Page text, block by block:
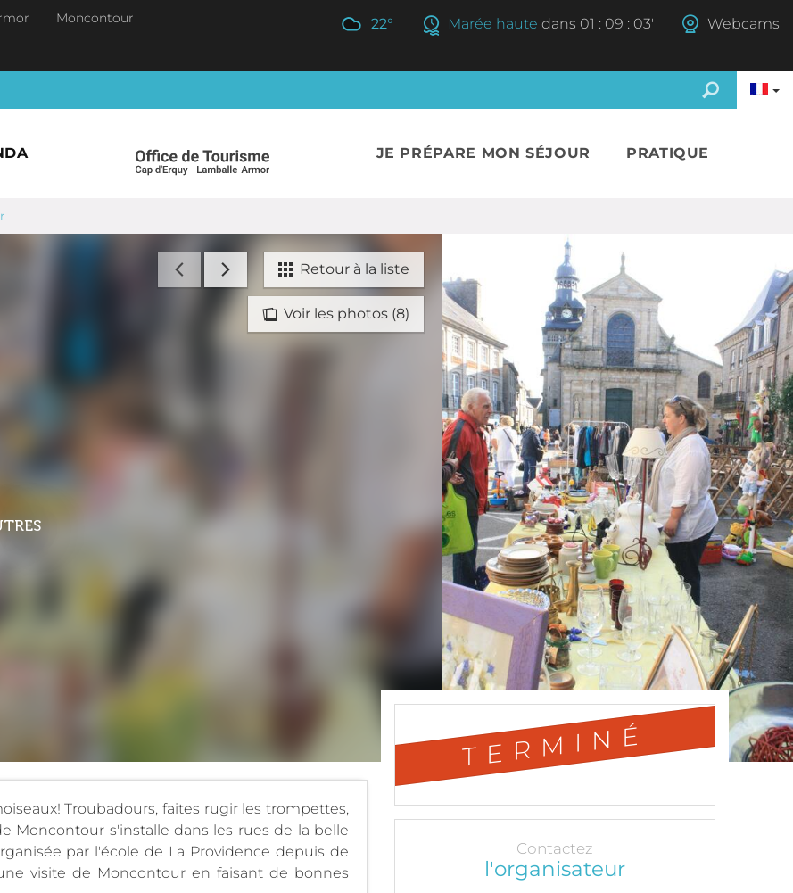
Moncontour 22° Marée haute dans 01 : 09 : 02' Webcams
JE PRÉPARE MON SÉJOUR PRATIQUE
Retour à la liste
Voir les photos (8)
Troubadours, faites rugir les trompettes,
Moncontour s'installe dans les rues de la belle
par l'école de La Providence depuis de
visite de Moncontour en faisant de bonnes
TERMINÉ
Contactez
l'organisateur